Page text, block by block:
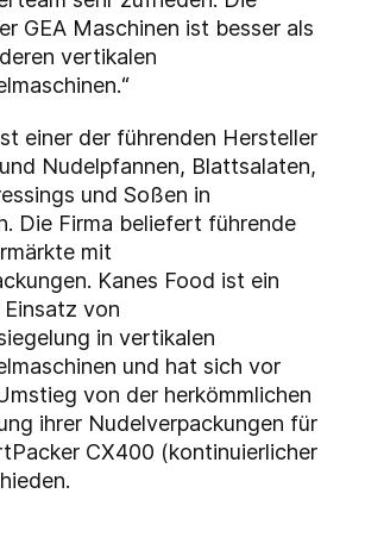
GEA Maschinen ist besser als
vertikalen
einer der führenden Hersteller
Nudelpfannen, Blattsalaten,
und Soßen in
Die Firma beliefert führende
mit
Kanes Food ist ein
von
in vertikalen
und hat sich vor
von der herkömmlichen
ihrer Nudelverpackungen für
CX400 (kontinuierlicher